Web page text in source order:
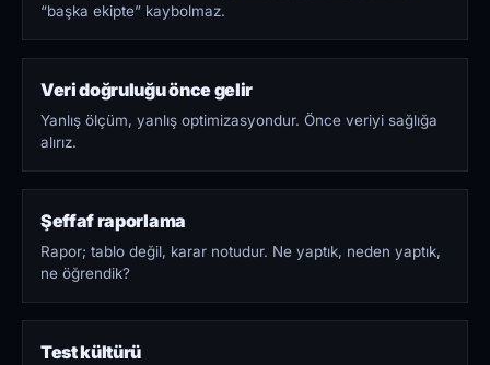
“başka ekipte” kaybolmaz.
Veri doğruluğu önce gelir
Yanlış ölçüm, yanlış optimizasyondur. Önce veriyi sağlığa
alırız.
Şeffaf raporlama
Rapor; tablo değil, karar notudur. Ne yaptık, neden yaptık,
ne öğrendik?
Test kültürü